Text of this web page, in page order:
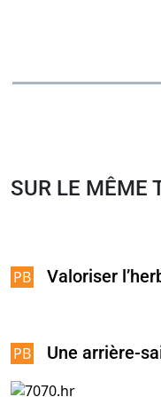
SUR LE MÊME
Valoriser
Une arrière-